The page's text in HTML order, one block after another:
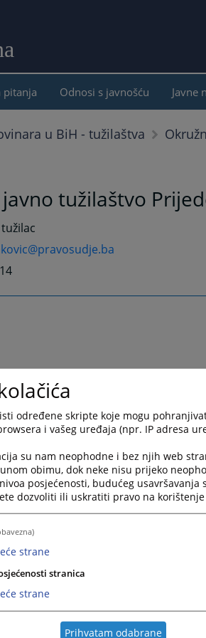
sadržaj
pitanja Odnosi s javnošću Javne
u BiH - tužilaštva
tužilaštvo
određene skripte koje mogu
i vašeg uređaja (npr. IP adresa
su nam neophodne i bez njih web
obimu, dok neke nisu prijeko
posjećenosti, budućeg usavršavanja
dozvoliti ili uskratiti pravo na
strane
stranica
strane
Prihvatam odabrane